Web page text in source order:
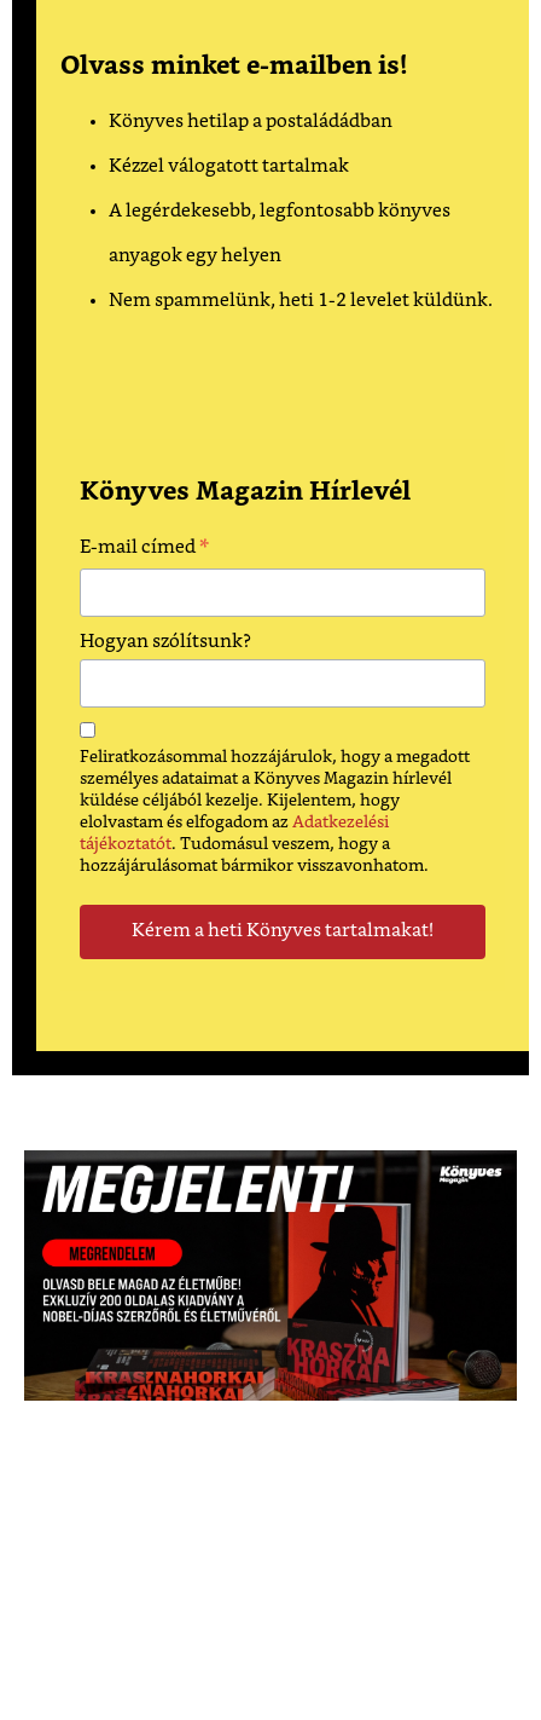
Olvass minket e-mailben is!
Könyves hetilap a postaládádban
Kézzel válogatott tartalmak
A legérdekesebb, legfontosabb könyves
anyagok egy helyen
Nem spammelünk, heti 1-2 levelet küldünk.
Könyves Magazin Hírlevél
E-mail címed *
Hogyan szólítsunk?
Feliratkozásommal hozzájárulok, hogy a megadott
személyes adataimat a Könyves Magazin hírlevél
küldése céljából kezelje. Kijelentem, hogy
elolvastam és elfogadom az Adatkezelési
tájékoztatót. Tudomásul veszem, hogy a
hozzájárulásomat bármikor visszavonhatom.